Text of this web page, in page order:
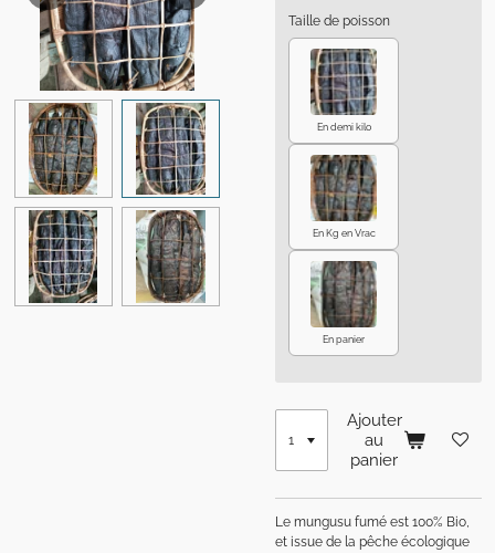
Taille de poisson
En demi kilo
En Kg en Vrac
En panier
Ajouter
au
panier
Le mungusu fumé est 100% Bio,
et issue de la pêche écologique